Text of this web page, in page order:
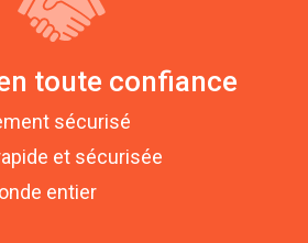
toute confiance
sécurisé
et sécurisée
entier